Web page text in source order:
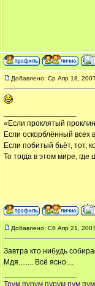
Добавлено: Ср Апр 18,
«Если проклятый
Если оскорблённый всех
Если побитый бьёт, тот,
То тогда в этом мире, где
Добавлено: Сб Апр 21,
Завтра кто нибудь
Мдя........ Всё ясно....
Трум пурум пурум пум